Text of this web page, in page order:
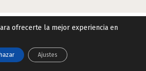
y Privacidad|
ofrecerte la mejor experiencia en
Ajustes